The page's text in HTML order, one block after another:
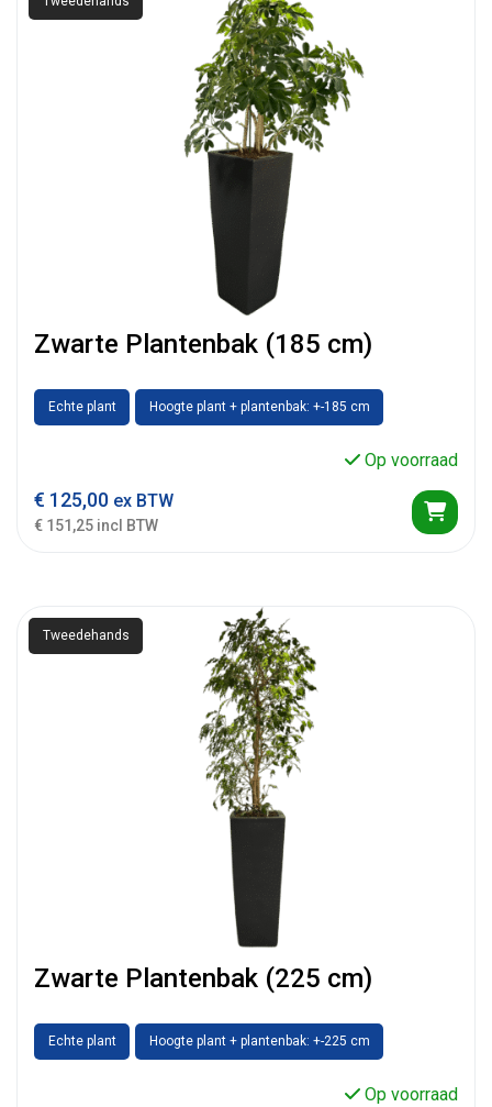
Zwarte Plantenbak (185 cm)
Echte plant Hoogte plant + plantenbak: +-185 cm
Op voorraad
€ 125,00 ex BTW
€ 151,25 incl BTW
Tweedehands
Zwarte Plantenbak (225 cm)
Echte plant Hoogte plant + plantenbak: +-225 cm
Op voorraad